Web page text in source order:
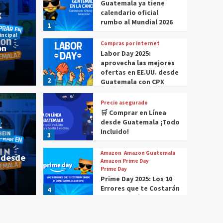
comprar en Amazon Historia Destacada
Noticias
en Amazon desde
1
Guatemala ya tiene
calendario oficial
rumbo al Mundial 2026
2
Compras por internet
Labor Day 2025:
aprovecha las mejores
ofertas en EE.UU. desde
Guatemala con CPX
3
Precio asegurado
🛒 Comprar en Línea
desde Guatemala ¡Todo
Incluido!
4
Amazon Amazon Guatemala
Amazon Prime Day
Prime Day
Prime Day 2025: Los 10
Errores que te Costarán
Dinero (Y Cómo